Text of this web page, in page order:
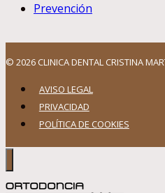
Prevención
© 2026 CLINICA DENTAL CRISTINA
AVISO LEGAL
PRIVACIDAD
POLÍTICA DE COOKIES